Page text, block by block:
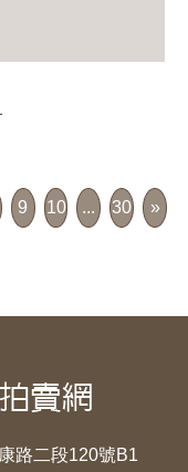
9 10 ... 30 »
路二段120號B1